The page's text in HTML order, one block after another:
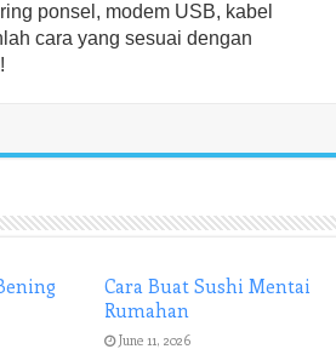
ponsel, modem USB, kabel
cara yang sesuai dengan
Cara Buat Sushi Mentai
Rumahan
June 11, 2026